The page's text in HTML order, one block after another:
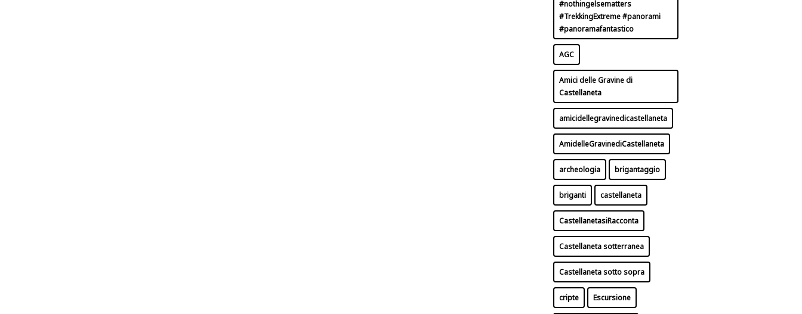
#nothingelsematters
#TrekkingExtreme #panorami
#panoramafantastico
AGC
Amici delle Gravine di
Castellaneta
amicidellegravinedicastellaneta
AmidelleGravinediCastellaneta
archeologia brigantaggio
briganti castellaneta
CastellanetasiRacconta
Castellaneta sotterranea
Castellaneta sotto sopra
cripte Escursione